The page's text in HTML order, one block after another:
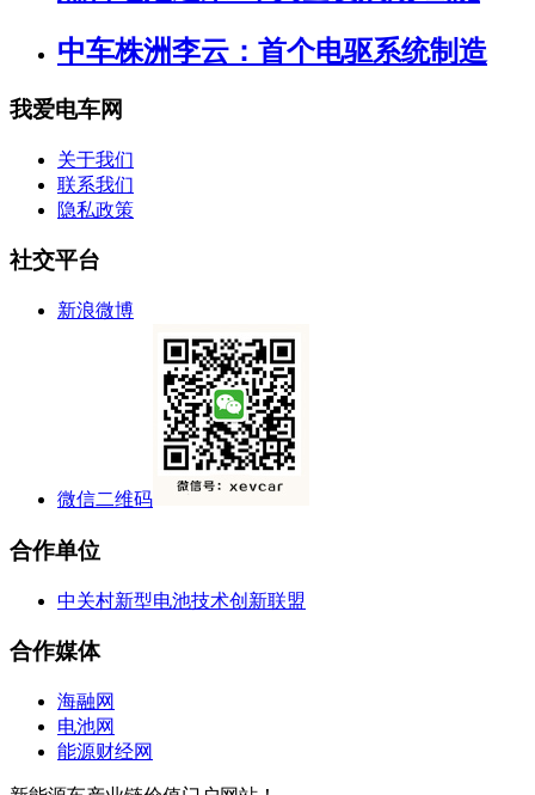
中车株洲李云：首个电驱系统制造
我爱电车网
关于我们
联系我们
隐私政策
社交平台
新浪微博
微信二维码
合作单位
中关村新型电池技术创新联盟
合作媒体
海融网
电池网
能源财经网